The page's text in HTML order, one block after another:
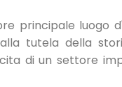
principale luogo
tutela della
di un settore